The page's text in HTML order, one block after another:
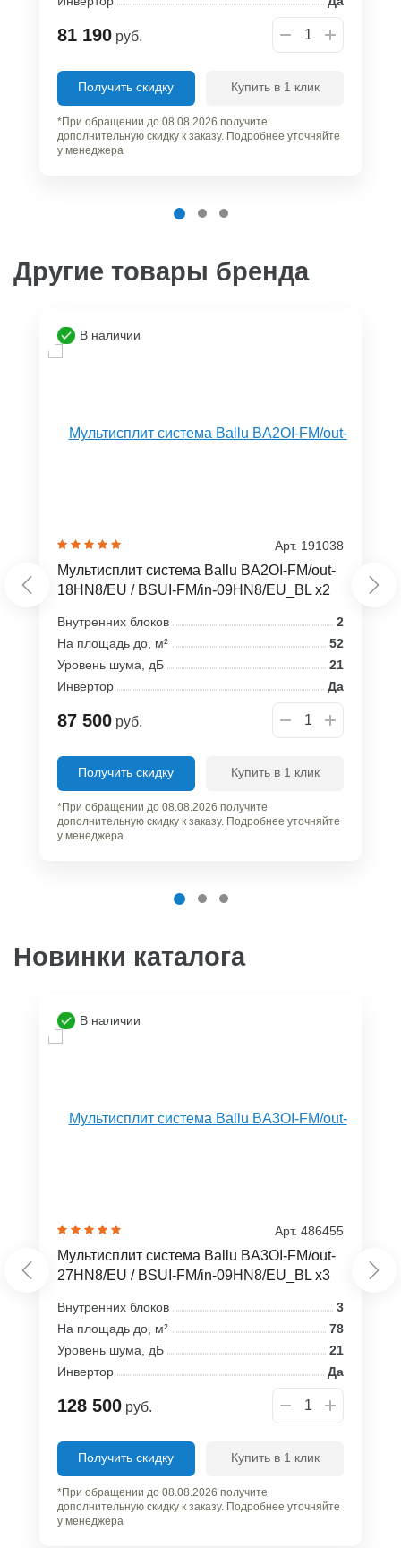
81 190 руб.
Получить скидку Купить в 1 клик
*При обращении до 08.08.2026 получите
дополнительную скидку к заказу. Подробнее уточняйте
у менеджера
Другие товары бренда
В наличии
Арт. 191038
Мультисплит система Ballu BA2OI-FM/out-
18HN8/EU / BSUI-FM/in-09HN8/EU_BL x2
Внутренних блоков
2
На площадь до, м²
52
Уровень шума, дБ
21
Инвертор
Да
87 500 руб.
Получить скидку Купить в 1 клик
*При обращении до 08.08.2026 получите
дополнительную скидку к заказу. Подробнее уточняйте
у менеджера
Новинки каталога
В наличии
Арт. 486455
Мультисплит система Ballu BA3OI-FM/out-
27HN8/EU / BSUI-FM/in-09HN8/EU_BL x3
Внутренних блоков
3
На площадь до, м²
78
Уровень шума, дБ
21
Инвертор
Да
128 500 руб.
Получить скидку Купить в 1 клик
*При обращении до 08.08.2026 получите
дополнительную скидку к заказу. Подробнее уточняйте
у менеджера